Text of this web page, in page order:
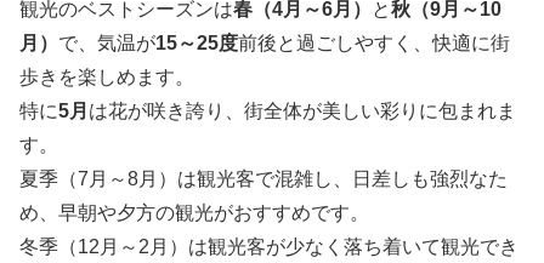
観光のベストシーズンは春（4月～6月） と秋（9月～10
月） で、気温が15～25度前後と過ごしやすく、快適に街
歩きを楽しめます。
特に5月 は花が咲き誇り、街全体が美しい彩りに包まれま
す。
夏季（7月～8月）は観光客で混雑し、日差しも強烈なた
め、早朝や夕方の観光がおすすめです。
冬季（12月～2月）は観光客が少なく落ち着いて観光でき